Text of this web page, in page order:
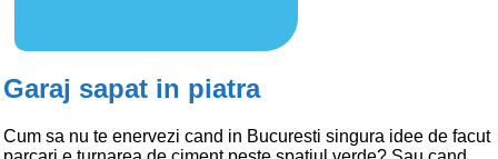
Garaj sapat in piatra
Cum sa nu te enervezi cand in Bucuresti singura idee de facut